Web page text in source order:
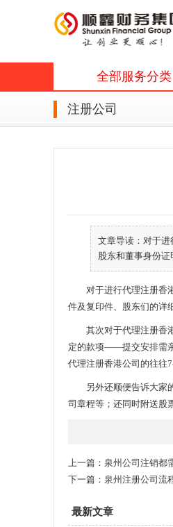
全部服务分类
注册公司
文章导读：对于
股东和董事身份
对于进行代理注册香港
件及复印件、股东们的详
其次对于代理注册香港
定的款项——提交安排需
代理注册香港公司的往往
另外还顺便告诉大家的
司章程等；还同时附送股
上一篇： 泉州公司注销都
下一篇： 泉州注册公司流
最新文章